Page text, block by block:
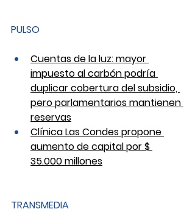
PULSO
Cuentas de la luz: mayor
impuesto al carbón podría
duplicar cobertura del subsidio,
pero parlamentarios mantienen
reservas
Clínica Las Condes propone
aumento de capital por $
35.000 millones
TRANSMEDIA